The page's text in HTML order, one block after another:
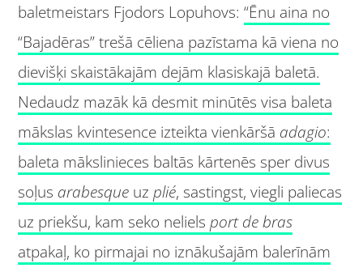
baletmeistars Fjodors Lopuhovs:“Ēnu aina no
“Bajadēras” trešā cēliena pazīstama kā viena no
dievišķi skaistākajām dejām klasiskajā baletā.
Nedaudz mazāk kā desmit minūtēs visa baleta
mākslas kvintesence izteikta vienkāršā adagio:
baleta mākslinieces baltās kārtenēs sper divus
soļus arabesque uzplié, sastingst, viegli paliecas
uz priekšu, kam seko nelielsport de bras
atpakaļ, ko pirmajai no iznākušajām balerīnām